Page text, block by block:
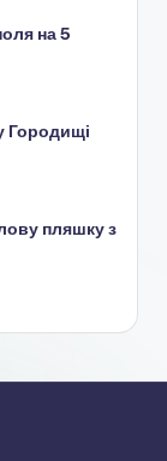
на 5
Городищі
пляшку з